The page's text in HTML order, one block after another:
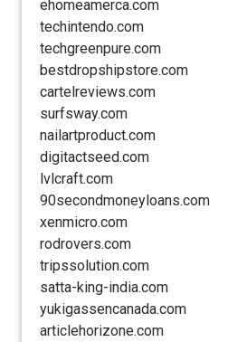
ehomeamerca.com
techintendo.com
techgreenpure.com
bestdropshipstore.com
cartelreviews.com
surfsway.com
nailartproduct.com
digitactseed.com
lvlcraft.com
90secondmoneyloans.com
xenmicro.com
rodrovers.com
tripssolution.com
satta-king-india.com
yukigassencanada.com
articlehorizone.com